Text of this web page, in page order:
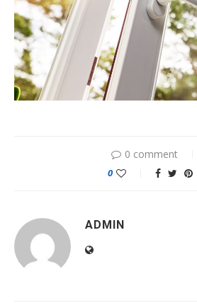
0 comment
0
ADMIN